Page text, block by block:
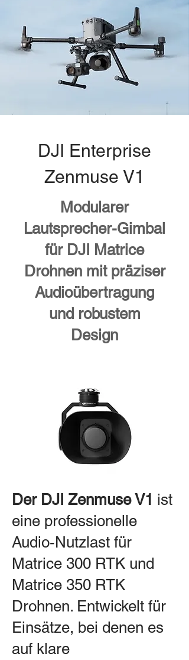
DJI Enterprise
Zenmuse V1
Modularer
Lautsprecher-Gimbal
für DJI Matrice
Drohnen mit präziser
Audioübertragung
und robustem
Design
Der DJI Zenmuse V1 ist
eine professionelle
Audio-Nutzlast für
Matrice 300 RTK und
Matrice 350 RTK
Drohnen. Entwickelt für
Einsätze, bei denen es
auf klare